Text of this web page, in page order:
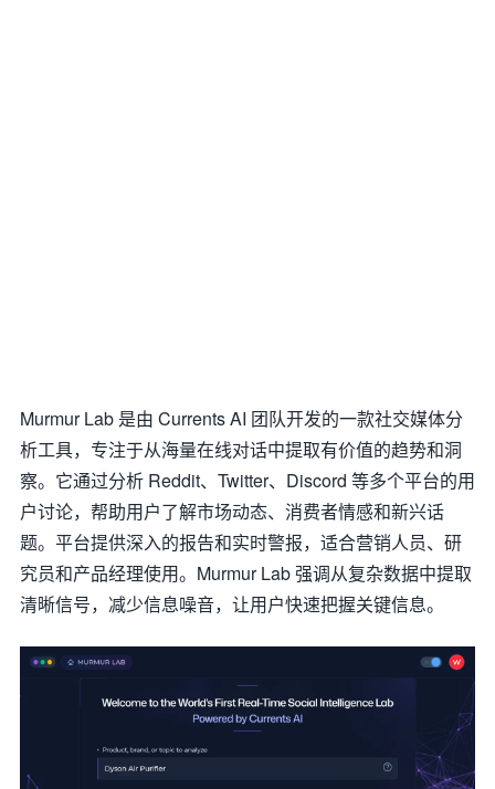
Murmur Lab 是由 Currents AI 团队开发的一款社交媒体分
析工具，专注于从海量在线对话中提取有价值的趋势和洞
察。它通过分析 Reddit、Twitter、Discord 等多个平台的用
户讨论，帮助用户了解市场动态、消费者情感和新兴话
题。平台提供深入的报告和实时警报，适合营销人员、研
究员和产品经理使用。Murmur Lab 强调从复杂数据中提取
清晰信号，减少信息噪音，让用户快速把握关键信息。